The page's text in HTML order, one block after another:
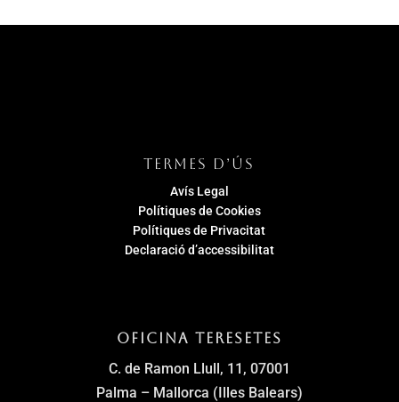
TERMES D’ÚS
Avís Legal
Polítiques de Cookies
Polítiques de Privacitat
Declaració d’accessibilitat
Oficina Teresetes
C. de Ramon Llull, 11, 07001
Palma – Mallorca (Illes Balears)